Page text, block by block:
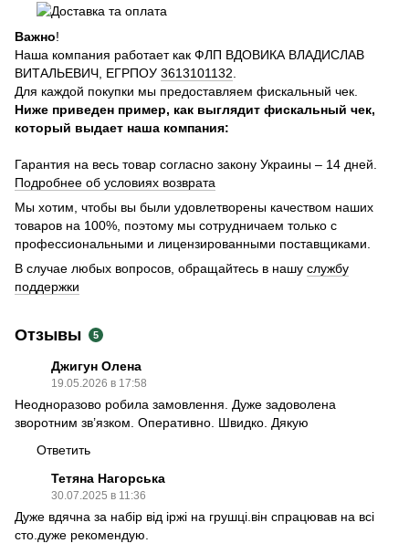
Важно!
Наша компания работает как ФЛП ВДОВИКА ВЛАДИСЛАВ
ВИТАЛЬЕВИЧ, ЕГРПОУ 3613101132.
Для каждой покупки мы предоставляем фискальный чек.
Ниже приведен пример, как выглядит фискальный чек,
который выдает наша компания:
Гарантия на весь товар согласно закону Украины – 14 дней.
Подробнее об условиях возврата
Мы хотим, чтобы вы были удовлетворены качеством наших
товаров на 100%, поэтому мы сотрудничаем только с
профессиональными и лицензированными поставщиками.
В случае любых вопросов, обращайтесь в нашу службу
поддержки
Отзывы 5
Джигун Олена
19.05.2026 в 17:58
Неодноразово робила замовлення. Дуже задоволена
зворотним зв’язком. Оперативно. Швидко. Дякую
Ответить
Тетяна Нагорська
30.07.2025 в 11:36
Дуже вдячна за набір від іржі на грушці.він спрацював на всі
сто.дуже рекомендую.